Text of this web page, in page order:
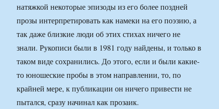
натяжкой некоторые эпизоды из его более поздней
прозы интерпретировать как намеки на его поэзию, а
так даже близкие люди об этих стихах ничего не
знали. Рукописи были в 1981 году найдены, и только в
таком виде сохранились. До этого, если и были какие-
то юношеские пробы в этом направлении, то, по
крайней мере, к публикации он ничего привести не
пытался, сразу начинал как прозаик.